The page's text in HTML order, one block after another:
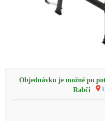
Objednávku je možné po
Rabči